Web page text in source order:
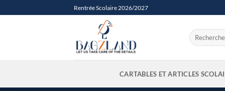
au
Rentrée Scolaire 2026/2027
Recherche
pour :
CARTABLES ET ARTICLES